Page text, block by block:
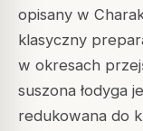
opisany w
klasyczny
w okresach
suszona łodyga
redukowana do